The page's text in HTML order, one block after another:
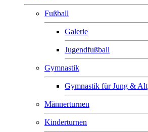
Fußball
Galerie
Jugendfußball
Gymnastik
Gymnastik für Jung & Alt
Männerturnen
Kinderturnen